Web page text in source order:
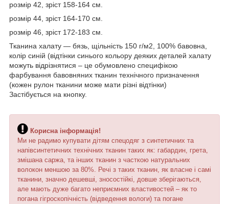
розмір 42, зріст 158-164 см.
розмір 44, зріст 164-170 см.
розмір 46, зріст 172-183 см.
Тканина халату ― бязь, щільність 150 г/м2, 100% бавовна,
колір синій (відтінки синього кольору деяких деталей халату
можуть відрізнятися – це обумовлено специфікою
фарбування бавовняних тканин технічного призначення
(кожен рулон тканини може мати різні відтінки)
Застібується на кнопку.
Корисна інформація!
Ми не радимо купувати дітям спецодяг з синтетичних та
напівсинтетичних технічних тканин таких як: габардин, грета,
змішана саржа, та інших тканин з часткою натуральних
волокон меншою за 80%. Речі з таких тканин, як власне і самі
тканини, значно дешевші, зносостійкі, довше зберігаються,
але мають дуже багато неприємних властивостей – як то
погана гігроскопічність (відведення вологи) та погане